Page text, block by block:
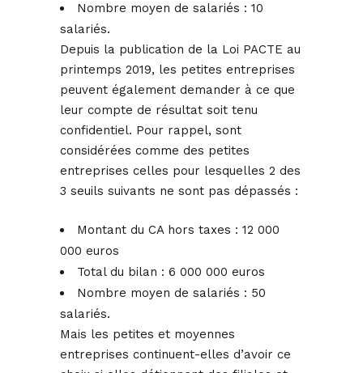
Nombre moyen de salariés : 10
salariés.
Depuis la publication de la Loi PACTE au
printemps 2019, les petites entreprises
peuvent également demander à ce que
leur compte de résultat soit tenu
confidentiel. Pour rappel, sont
considérées comme des petites
entreprises celles pour lesquelles 2 des
3 seuils suivants ne sont pas dépassés :
Montant du CA hors taxes : 12 000
000 euros
Total du bilan : 6 000 000 euros
Nombre moyen de salariés : 50
salariés.
Mais les petites et moyennes
entreprises continuent-elles d’avoir ce